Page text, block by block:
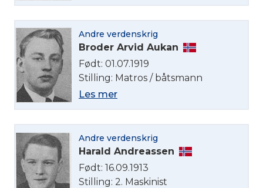
Andre verdenskrig
Broder Arvid Aukan
Født: 01.07.1919
Stilling: Matros / båtsmann
Les mer
Andre verdenskrig
Harald Andreassen
Født: 16.09.1913
Stilling: 2. Maskinist